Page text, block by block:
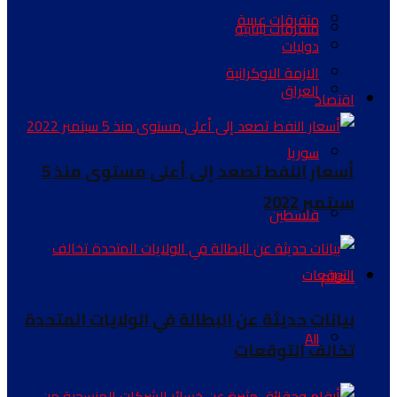
متفرقات لبنانية
العراق
سوريا
فلسطين
العالم
All
متفرقات عربية
دوليات
الازمة الاوكرانية
اقتصاد
أسعار النفط تصعد إلى أعلى مستوى منذ 5
سبتمبر 2022
بيانات حديثة عن البطالة في الولايات المتحدة
تخالف التوقعات